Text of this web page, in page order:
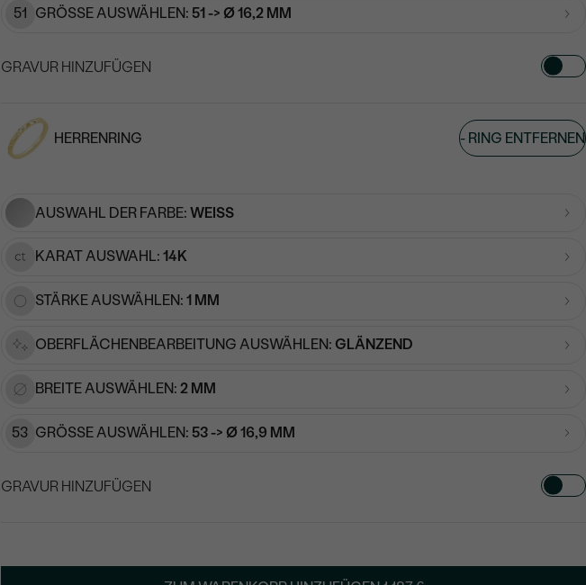
51 GRÖSSE AUSWÄHLEN: 51 -> Ø 16,2 MM
GRAVUR HINZUFÜGEN
Geben Sie Initialen/Text ein
HERRENRING -RING ENTFERNEN
AUSWAHL DER FARBE: WEISS
KARAT AUSWAHL: 14K
STÄRKE AUSWÄHLEN: 1 MM
OBERFLÄCHENBEARBEITUNG AUSWÄHLEN: GLÄNZEND
BREITE AUSWÄHLEN: 2 MM
53 GRÖSSE AUSWÄHLEN: 53 -> Ø 16,9 MM
GRAVUR HINZUFÜGEN
Geben Sie Initialen/Text ein